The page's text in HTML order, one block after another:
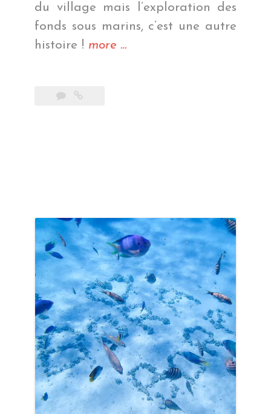
du village mais l’exploration des
fonds sous marins, c’est une autre
histoire ! more « Les
…